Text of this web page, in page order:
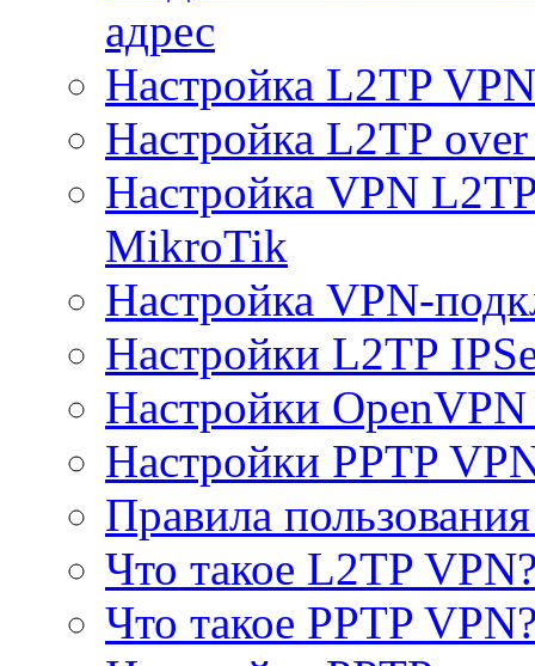
адрес
Настройка L2TP
Настройка L2TP
Настройка VPN
MikroTik
Настройка VPN-
Настройки L2TP
Настройки
Настройки PPTP
Правила
Что такое L2TP
Что такое PPTP